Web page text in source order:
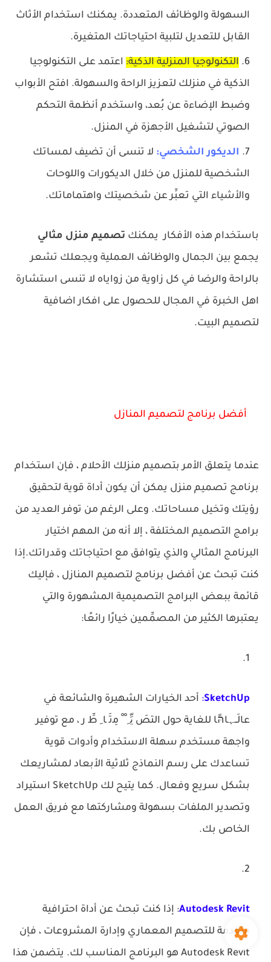
السهولة والوظائف المتعددة. يمكنك استخدام الأثاث
القابل للتعديل لتلبية احتياجاتك المتغيرة.
التكنولوجيا المنزلية الذكية: اعتمد على التكنولوجيا
الذكية في منزلك لتعزيز الراحة والسهولة. افتح الأبواب
وضبط الإضاءة عن بُعد، واستخدم أنظمة التحكم
الصوتي لتشغيل الأجهزة في المنزل.
الديكور الشخصي: لا تنسى أن تضيف لمساتك
الشخصية للمنزل من خلال الديكورات واللوحات
والأشياء التي تعبِّر عن شخصيتك واهتماماتك.
باستخدام هذه الأفكار يمكنك تصميم منزل مثالي
يجمع بين الجمال والوظائف العملية ويجعلك تشعر
بالراحة والرضا في كل زاوية من زواياه لا تنسى استشارة
اهل الخبرة في المجال للحصول على افكار اضافية
لتصميم البيت.
أفضل برنامج لتصميم المنازل
عندما يتعلق الأمر بتصميم منزلك الأحلام ، فإن استخدام
برنامج تصميم منزل يمكن أن يكون أداة قوية لتحقيق
رؤيتك وتخيل مساحاتك. وعلى الرغم من توفر العديد من
برامج التصميم المختلفة ، إلا أنه من المهم اختيار
البرنامج المثالي والذي يتوافق مع احتياجاتك وقدراتك.إذا
كنت تبحث عن أفضل برنامج لتصميم المنازل ، فإليك
قائمة ببعض البرامج التصميمية المشهورة والتي
يعتبرها الكثير من المصمِّمين خيارًا رائعًا:
SketchUp
: أحد الخيارات الشهيرة والشائعة في
عالَــﮩﺎהּًﺎ للغاية حول التصَ ﯾِّ‍ ِ ْ ْ ﻣِﺗَ‍ ﺎ ِ طِّ ر ، مع توفير
واجهة مستخدم سهلة الاستخدام وأدوات قوية
تساعدك على رسم النماذج ثلاثية الأبعاد لمشاريعك
بشكل سريع وفعال. كما يتيح لك SketchUp استيراد
وتصدير الملفات بسهولة ومشاركتها مع فريق العمل
الخاص بك.
Autodesk Revit: إذا كنت تبحث عن أداة احترافية
متقدمة للتصميم المعماري وإدارة المشروعات ، فإن
Autodesk Revit هو البرنامج المناسب لك. يتضمن هذا